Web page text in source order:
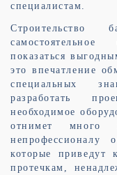
специалистам.
показаться
это впечатление
специальных
разработать
необходимое
отнимет много
непрофессионалу
которые приведут
протечкам,